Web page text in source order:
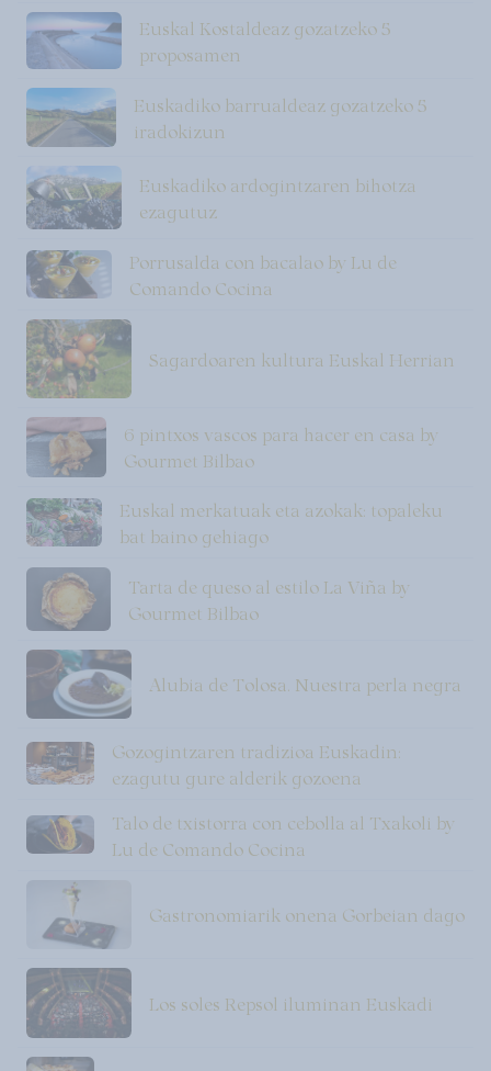
Euskal Kostaldeaz gozatzeko 5
proposamen
Euskadiko barrualdeaz gozatzeko 5
iradokizun
Euskadiko ardogintzaren bihotza
ezagutuz
Porrusalda con bacalao by Lu de
Comando Cocina
Sagardoaren kultura Euskal Herrian
6 pintxos vascos para hacer en casa by
Gourmet Bilbao
Euskal merkatuak eta azokak: topaleku
bat baino gehiago
Tarta de queso al estilo La Viña by
Gourmet Bilbao
Alubia de Tolosa. Nuestra perla negra
Gozogintzaren tradizioa Euskadin:
ezagutu gure alderik gozoena
Talo de txistorra con cebolla al Txakoli by
Lu de Comando Cocina
Gastronomiarik onena Gorbeian dago
Los soles Repsol iluminan Euskadi